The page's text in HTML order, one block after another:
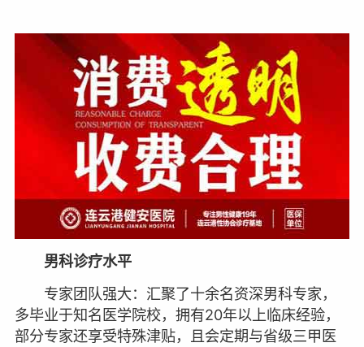
男科诊疗水平
专家团队强大：汇聚了十余名资深男科专家，
多毕业于知名医学院校，拥有20年以上临床经验，
部分专家还享受特殊津贴，且会定期与省级三甲医